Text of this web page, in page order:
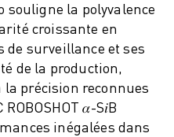
souligne la polyvalence
croissante en
de surveillance et ses
de la production,
précision reconnues
𝛼-S𝑖B
inégalées dans